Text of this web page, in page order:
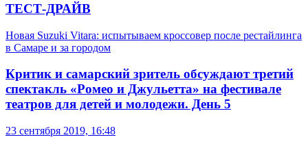
ТЕСТ-ДРАЙВ
Новая Suzuki Vitara: испытываем кроссовер после рестайлинга
в Самаре и за городом
Критик и самарский зритель обсуждают третий
спектакль «Ромео и Джульетта» на фестивале
театров для детей и молодежи. День 5
23 сентября 2019, 16:48